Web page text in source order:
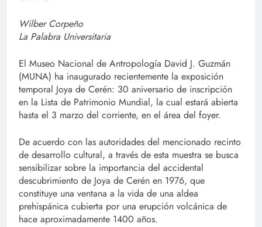
Wilber Corpeño
La Palabra Universitaria
El Museo Nacional de Antropología David J. Guzmán
(MUNA) ha inaugurado recientemente la exposición
temporal Joya de Cerén: 30 aniversario de inscripción
en la Lista de Patrimonio Mundial, la cual estará abierta
hasta el 3 marzo del corriente, en el área del foyer.
De acuerdo con las autoridades del mencionado recinto
de desarrollo cultural, a través de esta muestra se busca
sensibilizar sobre la importancia del accidental
descubrimiento de Joya de Cerén en 1976, que
constituye una ventana a la vida de una aldea
prehispánica cubierta por una erupción volcánica de
hace aproximadamente 1400 años.